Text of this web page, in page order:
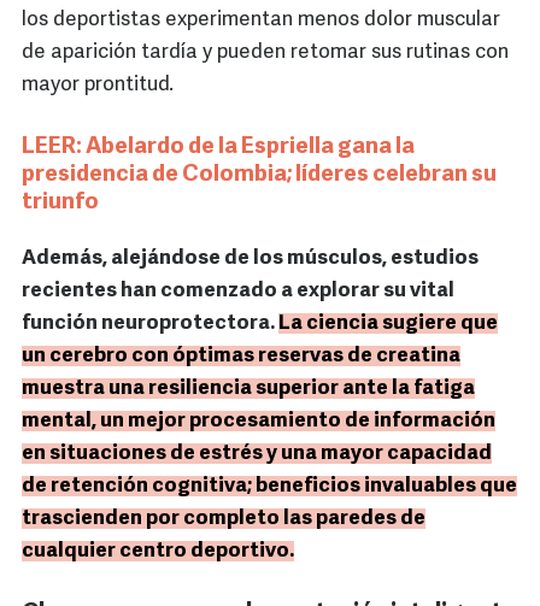
los deportistas experimentan menos dolor muscular
de aparición tardía y pueden retomar sus rutinas con
mayor prontitud.
LEER: Abelardo de la Espriella gana la
presidencia de Colombia; líderes celebran su
triunfo
Además, alejándose de los músculos, estudios
recientes han comenzado a explorar su vital
función neuroprotectora. La ciencia sugiere que
un cerebro con óptimas reservas de creatina
muestra una resiliencia superior ante la fatiga
mental, un mejor procesamiento de información
en situaciones de estrés y una mayor capacidad
de retención cognitiva; beneficios invaluables que
trascienden por completo las paredes de
cualquier centro deportivo.